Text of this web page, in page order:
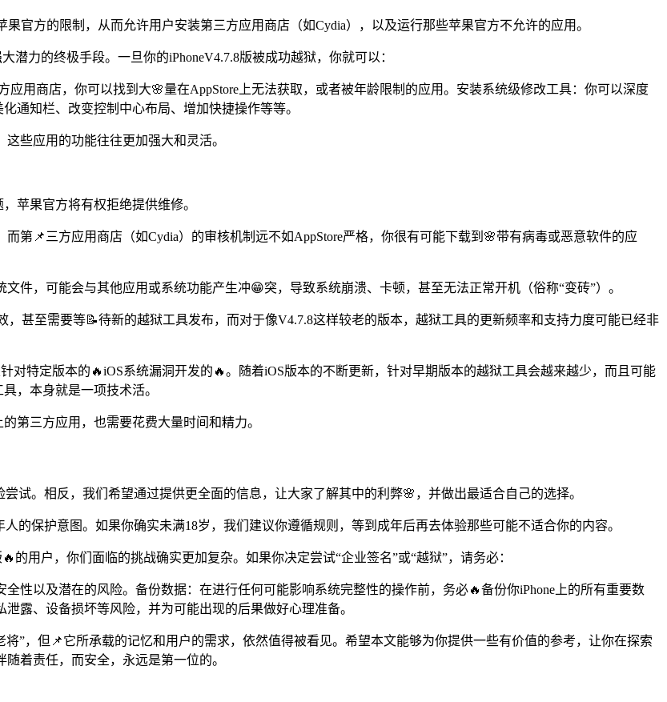
果官方的限制，从而允许用户安装第三方应用商店（如Cydia），以及运行那些苹果官方不允许的应用。
潜力的终极手段。一旦你的iPhoneV4.7.8版被成功越狱，你就可以：
应用商店，你可以找到大🌸量在AppStore上无法获取，或者被年龄限制的应用。安装系统级修改工具：你可以深度
通知栏、改变控制中心布局、增加快捷操作等等。
些应用的功能往往更加强大和灵活。
苹果官方将有权拒绝提供维修。
第📌三方应用商店（如Cydia）的审核机制远不如AppStore严格，你很有可能下载到🌸带有病毒或恶意软件的应
件，可能会与其他应用或系统功能产生冲😁突，导致系统崩溃、卡顿，甚至无法正常开机（俗称“变砖”）。
甚至需要等📝待新的越狱工具发布，而对于像V4.7.8这样较老的版本，越狱工具的更新频率和支持力度可能已经非
对特定版本的🔥iOS系统漏洞开发的🔥。随着iOS版本的不断更新，针对早期版本的越狱工具会越来越少，而且可能
，本身就是一项技术活。
第三方应用，也需要花费大量时间和精力。
试。相反，我们希望通过提供更全面的信息，让大家了解其中的利弊🌸，并做出最适合自己的选择。
的保护意图。如果你确实未满18岁，我们建议你遵循规则，等到成年后再去体验那些可能不适合你的内容。
的用户，你们面临的挑战确实更加复杂。如果你决定尝试“企业签名”或“越狱”，请务必：
性以及潜在的风险。备份数据：在进行任何可能影响系统完整性的操作前，务必🔥备份你iPhone上的所有重要数
露、设备损坏等风险，并为可能出现的后果做好心理准备。
”，但📌它所承载的记忆和用户的需求，依然值得被看见。希望本文能够为你提供一些有价值的参考，让你在探索
着责任，而安全，永远是第一位的。